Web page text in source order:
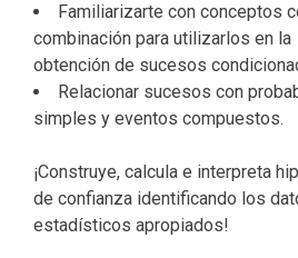
Familiarizarte con conceptos
combinación para utilizarlos en la
obtención de sucesos
Relacionar sucesos con
simples y eventos compuestos.
¡Construye, calcula e interpreta
de confianza identificando los
estadísticos apropiados!